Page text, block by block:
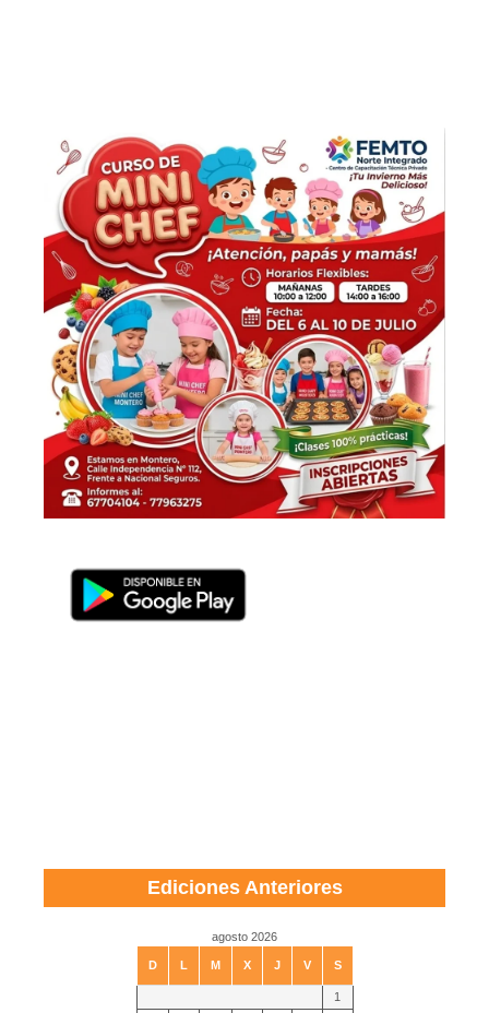
Ediciones Anteriores
agosto 2026
D L M X J V S
1